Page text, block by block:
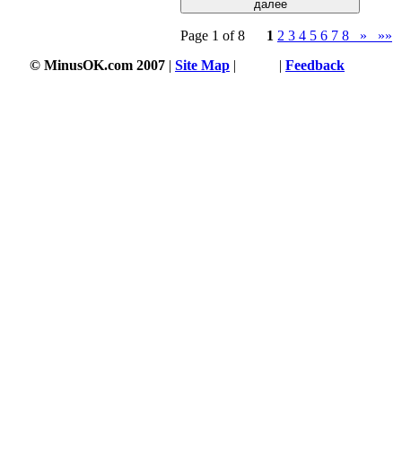
Page 1 of 8 1 2 3 4 5 6 7 8 »
»»
© MinusOK.com 2007 | Site Map | | Feedback